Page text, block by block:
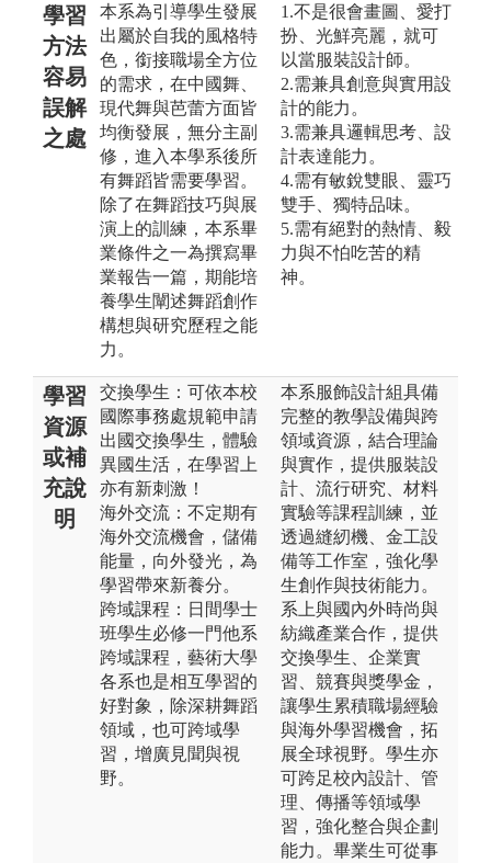
學習
方法
容易
誤解
之處
本系為引導學生發展
出屬於自我的風格特
色，銜接職場全方位
的需求，在中國舞、
現代舞與芭蕾方面皆
均衡發展，無分主副
修，進入本學系後所
有舞蹈皆需要學習。
除了在舞蹈技巧與展
演上的訓練，本系畢
業條件之一為撰寫畢
業報告一篇，期能培
養學生闡述舞蹈創作
構想與研究歷程之能
力。
1.不是很會畫圖、愛打
扮、光鮮亮麗，就可
以當服裝設計師。
2.需兼具創意與實用設
計的能力。
3.需兼具邏輯思考、設
計表達能力。
4.需有敏銳雙眼、靈巧
雙手、獨特品味。
5.需有絕對的熱情、毅
力與不怕吃苦的精
神。
學習
資源
或補
充說
明
交換學生：可依本校
國際事務處規範申請
出國交換學生，體驗
異國生活，在學習上
亦有新刺激！
海外交流：不定期有
海外交流機會，儲備
能量，向外發光，為
學習帶來新養分。
跨域課程：日間學士
班學生必修一門他系
跨域課程，藝術大學
各系也是相互學習的
好對象，除深耕舞蹈
領域，也可跨域學
習，增廣見聞與視
野。
本系服飾設計組具備
完整的教學設備與跨
領域資源，結合理論
與實作，提供服裝設
計、流行研究、材料
實驗等課程訓練，並
透過縫紉機、金工設
備等工作室，強化學
生創作與技術能力。
系上與國內外時尚與
紡織產業合作，提供
交換學生、企業實
習、競賽與獎學金，
讓學生累積職場經驗
與海外學習機會，拓
展全球視野。學生亦
可跨足校內設計、管
理、傳播等領域學
習，強化整合與企劃
能力。畢業生可從事